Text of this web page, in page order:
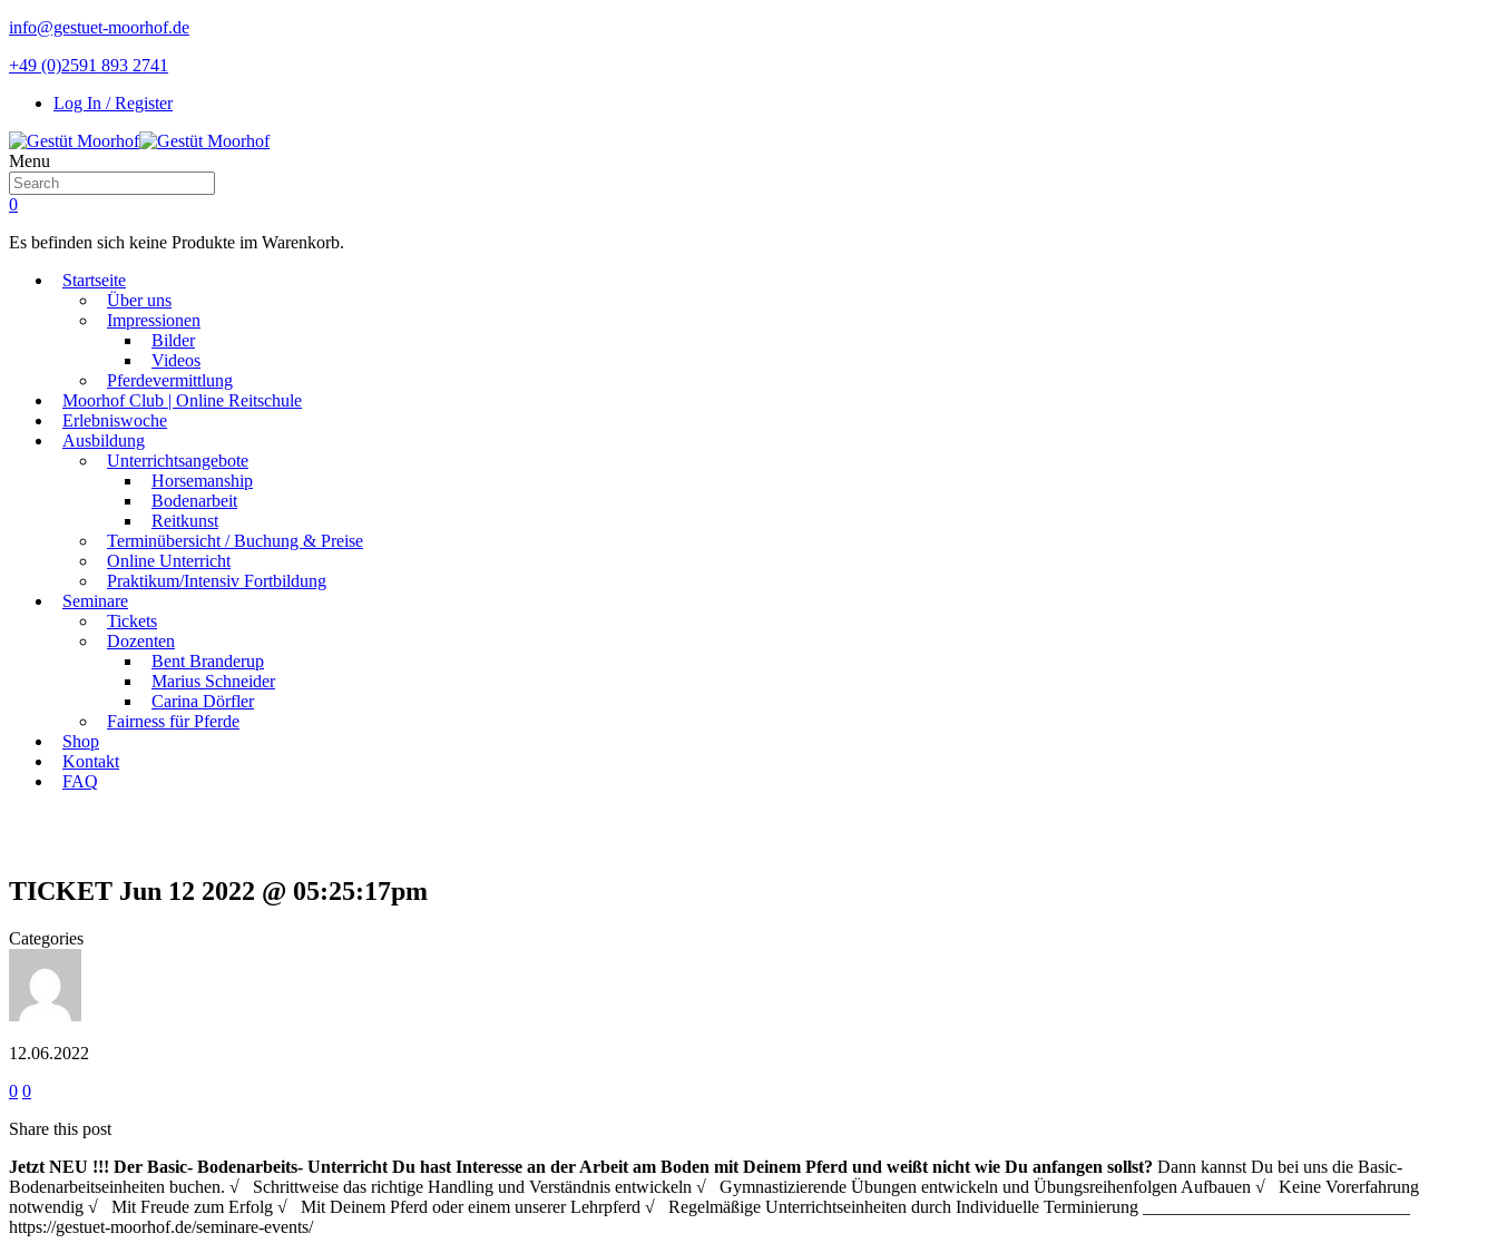
info@gestuet-moorhof.de
+49 (0)2591 893 2741
Log In / Register
Menu
0
Es befinden sich keine Produkte im Warenkorb.
Startseite
Über uns
Impressionen
Bilder
Videos
Pferdevermittlung
Moorhof Club | Online Reitschule
Erlebniswoche
Ausbildung
Unterrichtsangebote
Horsemanship
Bodenarbeit
Reitkunst
Terminübersicht / Buchung & Preise
Online Unterricht
Praktikum/Intensiv Fortbildung
Seminare
Tickets
Dozenten
Bent Branderup
Marius Schneider
Carina Dörfler
Fairness für Pferde
Shop
Kontakt
FAQ
TICKET Jun 12 2022 @ 05:25:17pm
Categories
12.06.2022
0 0
Share this post
Jetzt NEU !!! Der Basic- Bodenarbeits- Unterricht Du hast Interesse an der Arbeit am Boden mit Deinem Pferd und weißt nicht wie Du anfangen sollst? Dann kannst Du bei uns die Basic-
Bodenarbeitseinheiten buchen. √ Schrittweise das richtige Handling und Verständnis entwickeln √ Gymnastizierende Übungen entwickeln und Übungsreihenfolgen Aufbauen √ Keine Vorerfahrung
notwendig √ Mit Freude zum Erfolg √ Mit Deinem Pferd oder einem unserer Lehrpferd √ Regelmäßige Unterrichtseinheiten durch Individuelle Terminierung ______________________________
https://gestuet-moorhof.de/seminare-events/